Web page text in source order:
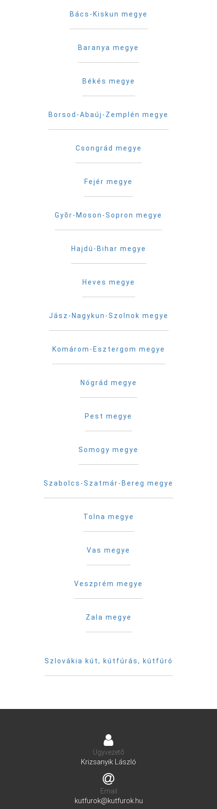
Bács-Kiskun megye
Baranya megye
Békés megye
Borsod-Abaúj-Zemplén megye
Csongrád megye
Fejér megye
Gyõr-Moson-Sopron megye
Hajdú-Bihar megye
Heves megye
Jász-Nagykun-Szolnok megye
Komárom-Esztergom megye
Nógrád megye
Pest megye
Somogy megye
Szabolcs-Szatmár-Bereg megye
Tolna megye
Vas megye
Veszprém megye
Zala megye
Szlovákia kút, kútfúrás, kútfúró
Ügyvezető
Krizsanyik László
Email
kutfurok@kutfurok.hu